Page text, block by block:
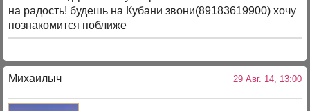
на радость! будешь на Кубани звони(89183619900) хочу
познакомится поближе
Михаилыч 29 Авг. 14, 13:00